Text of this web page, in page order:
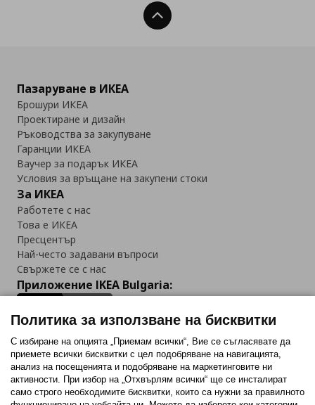
Нагоре
Пазаруване в ИКЕА
Брошури ИКЕА
Проектиране и дизайн
Ръководства за закупуване
Гаранции ИКЕА
Ваучер за подарък ИКЕА
Условия за връщане на закупени стоки
За ИКЕА
Работете с нас
Това е ИКЕА
Пресцентър
Най-често задавани въпроси
Свържете се с нас
Приложение IKEA Bulgaria:
Последвайте ни:
FacebookTwitterYoutubePinterestInstagram
Политика за използване на бисквитки
С избиране на опцията „Приемам всички“, Вие се съгласявате да
приемете всички бисквитки с цел подобряване на навигацията,
анализ на посещенията и подобряване на маркетинговите ни
активности. При избор на „Отхвърлям всички“ ще се инсталират
само строго необходимитe бисквитки, които са нужни за правилното